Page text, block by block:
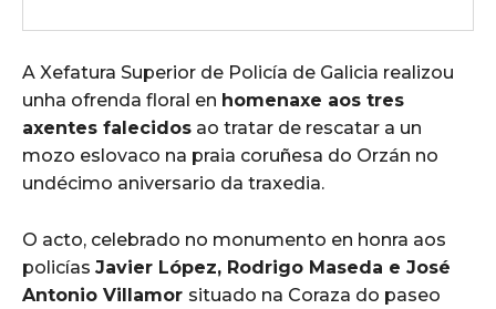
A Xefatura Superior de Policía de Galicia realizou
unha ofrenda floral en homenaxe aos tres
axentes falecidos ao tratar de rescatar a un
mozo eslovaco na praia coruñesa do Orzán no
undécimo aniversario da traxedia.
O acto, celebrado no monumento en honra aos
policías Javier López, Rodrigo Maseda e José
Antonio Villamor situado na Coraza do paseo